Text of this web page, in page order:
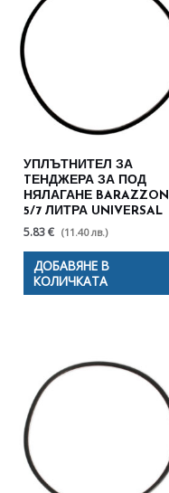
УПЛЪТНИТЕЛ ЗА
TЕНДЖЕРА ЗА ПОД
НЯЛАГАНЕ BARAZZONI
5/7 ЛИТРА UNIVERSAL
5.83 € (11.40 лв.)
ДОБАВЯНЕ В
КОЛИЧКАТА